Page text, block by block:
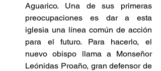
Aguarico. Una de sus primeras
preocupaciones es dar a esta
iglesia una línea común de acción
para el futuro. Para hacerlo, el
nuevo obispo llama a Monseñor
Leónidas Proaño, gran defensor de